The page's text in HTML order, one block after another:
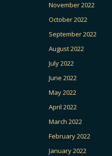
November 2022
October 2022
September 2022
August 2022
July 2022
June 2022
May 2022
April 2022
March 2022
February 2022
January 2022